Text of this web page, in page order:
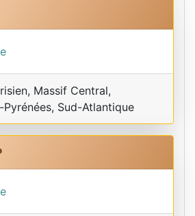
Massif Central,
Pyrénées, Sud-Atlantique